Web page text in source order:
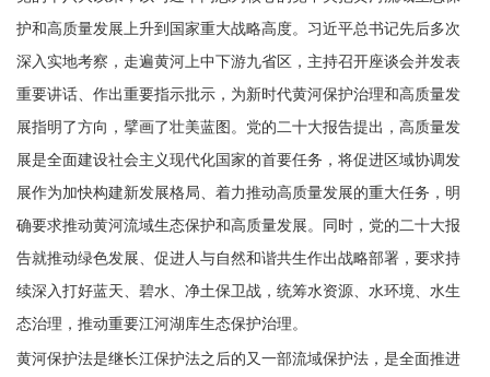
护和高质量发展上升到国家重大战略高度。习近平总书记先后多次
深入实地考察，走遍黄河上中下游九省区，主持召开座谈会并发表
重要讲话、作出重要指示批示，为新时代黄河保护治理和高质量发
展指明了方向，擘画了壮美蓝图。党的二十大报告提出，高质量发
展是全面建设社会主义现代化国家的首要任务，将促进区域协调发
展作为加快构建新发展格局、着力推动高质量发展的重大任务，明
确要求推动黄河流域生态保护和高质量发展。同时，党的二十大报
告就推动绿色发展、促进人与自然和谐共生作出战略部署，要求持
续深入打好蓝天、碧水、净土保卫战，统筹水资源、水环境、水生
态治理，推动重要江河湖库生态保护治理。
黄河保护法是继长江保护法之后的又一部流域保护法，是全面推进